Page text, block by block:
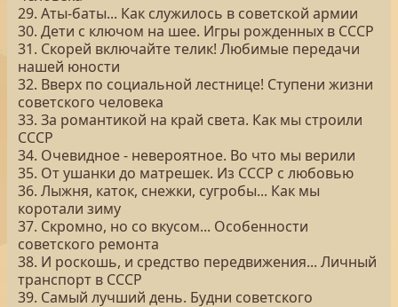
29. Аты-баты... Как служилось в советской армии
30. Дети с ключом на шее. Игры рожденных в СССР
31. Скорей включайте телик! Любимые передачи
нашей юности
32. Вверх по социальной лестнице! Ступени жизни
советского человека
33. За романтикой на край света. Как мы строили
СССР
34. Очевидное - невероятное. Во что мы верили
35. От ушанки до матрешек. Из СССР с любовью
36. Лыжня, каток, снежки, сугробы... Как мы
коротали зиму
37. Скромно, но со вкусом... Особенности
советского ремонта
38. И роскошь, и средство передвижения... Личный
транспорт в СССР
39. Самый лучший день. Будни советского